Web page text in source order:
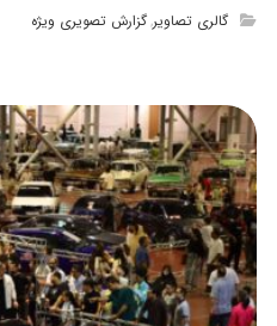
گالری تصاویر,گزارش تصویری ویژه